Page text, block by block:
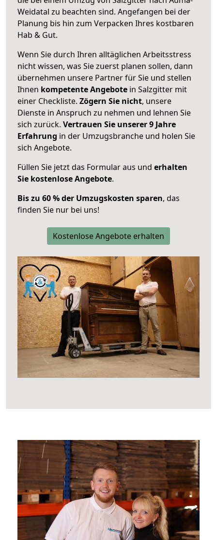
Weidatal zu beachten sind. Angefangen bei der
Planung bis hin zum Verpacken Ihres kostbaren
Hab & Gut.
Wenn Sie durch Ihren alltäglichen Arbeitsstress
nicht wissen, was Sie zuerst planen sollen, dann
übernehmen unsere Partner für Sie und stellen
Ihnen kompetente Angebote in Salzgitter mit
einer Checkliste. Zögern Sie nicht, unsere
Dienste in Anspruch zu nehmen und lehnen Sie
sich zurück. Vertrauen Sie unserer 9 Jahre
Erfahrung in der Umzugsbranche und holen Sie
sich Angebote.
Füllen Sie jetzt das Formular aus und erhalten
Sie kostenlose Angebote.
Bis zu 60 % der Umzugskosten sparen, das
finden Sie nur bei uns!
Kostenlose Angebote erhalten